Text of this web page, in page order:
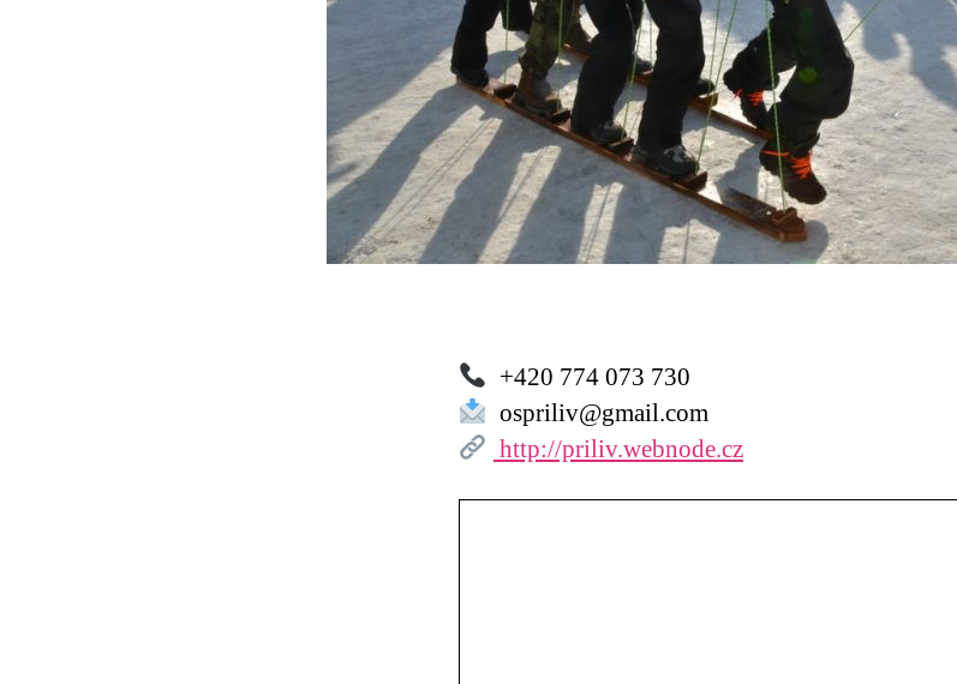
+420 774 073 730
ospriliv@gmail.com
http://priliv.webnode.cz